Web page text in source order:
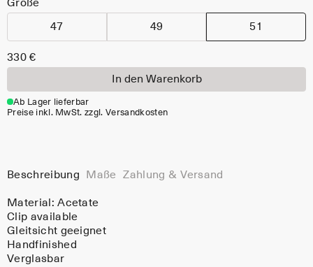
Größe
47 49 51
330 €
In den Warenkorb
Ab Lager lieferbar
Preise inkl. MwSt. zzgl. Versandkosten
Beschreibung Maße Zahlung & Versand
Material:Acetate
Clip available
Gleitsicht geeignet
Handfinished
Verglasbar